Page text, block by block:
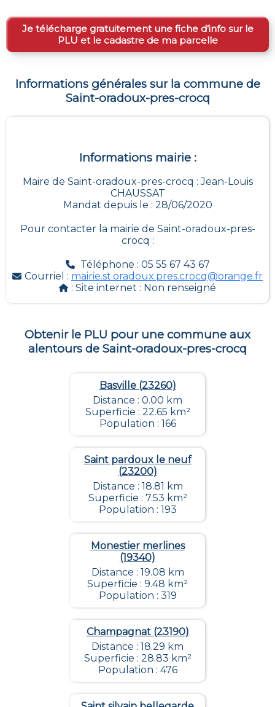
Je télécharge gratuitement une fiche d’info sur le
PLU et le cadastre de ma parcelle
Informations générales sur la commune de
Saint-oradoux-pres-crocq
Informations mairie :
Maire de Saint-oradoux-pres-crocq : Jean-Louis
CHAUSSAT
Mandat depuis le : 28/06/2020
Pour contacter la mairie de Saint-oradoux-pres-
crocq :
Téléphone : 05 55 67 43 67
Courriel : mairie.st.oradoux.pres.crocq@orange.fr
: Site internet : Non renseigné
Obtenir le PLU pour une commune aux
alentours de Saint-oradoux-pres-crocq
Basville (23260)
Distance : 0.00 km
Superficie : 22.65 km²
Population : 166
Saint pardoux le neuf
(23200)
Distance : 18.81 km
Superficie : 7.53 km²
Population : 193
Monestier merlines
(19340)
Distance : 19.08 km
Superficie : 9.48 km²
Population : 319
Champagnat (23190)
Distance : 18.29 km
Superficie : 28.83 km²
Population : 476